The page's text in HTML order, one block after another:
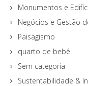
Monumentos e
Negócios e Gestão
Paisagismo
quarto de bebê
Sem categoria
Sustentabilidade &